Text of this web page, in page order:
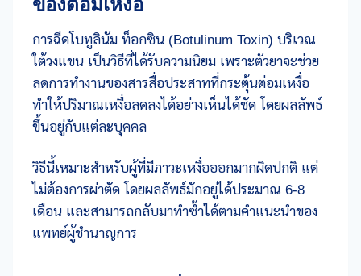
ของต่อมเหงื่อ
การฉีดโบทูลินัม ท็อกซิน (Botulinum Toxin) บริเวณ
ใต้วงแขน เป็นวิธีที่ได้รับความนิยม เพราะตัวยาจะช่วย
ลดการทำงานของสารสื่อประสาทที่กระตุ้นต่อมเหงื่อ
ทำให้ปริมาณเหงื่อลดลงได้อย่างเห็นได้ชัด โดยผลลัพธ์
ขึ้นอยู่กับแต่ละบุคคล
วิธีนี้เหมาะสำหรับผู้ที่มีภาวะเหงื่อออกมากผิดปกติ แต่
ไม่ต้องการผ่าตัด โดยผลลัพธ์มักอยู่ได้ประมาณ 6-8
เดือน และสามารถกลับมาทำซ้ำได้ตามคำแนะนำของ
แพทย์ผู้ชำนาญการ